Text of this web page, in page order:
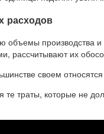
расходов
объемы производства
рассчитывают их
своем
траты, которые не